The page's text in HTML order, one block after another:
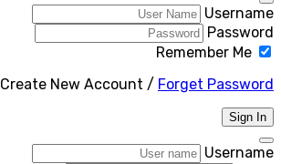
Username
Password
Remember Me
Create New Account / Forget Password?
Sign In
Username